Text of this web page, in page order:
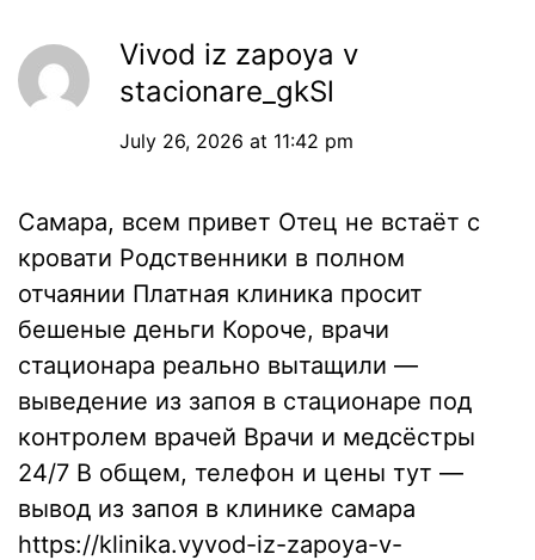
Vivod iz zapoya v
stacionare_gkSl
July 26, 2026 at 11:42 pm
Самара, всем привет Отец не встаёт с
кровати Родственники в полном
отчаянии Платная клиника просит
бешеные деньги Короче, врачи
стационара реально вытащили —
выведение из запоя в стационаре под
контролем врачей Врачи и медсёстры
24/7 В общем, телефон и цены тут —
вывод из запоя в клинике самара
https://klinika.vyvod-iz-zapoya-v-